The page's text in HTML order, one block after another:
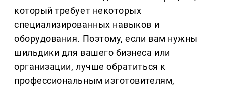
который требует некоторых
специализированных навыков и
оборудования. Поэтому, если вам нужны
шильдики для вашего бизнеса или
организации, лучше обратиться к
профессиональным изготовителям,